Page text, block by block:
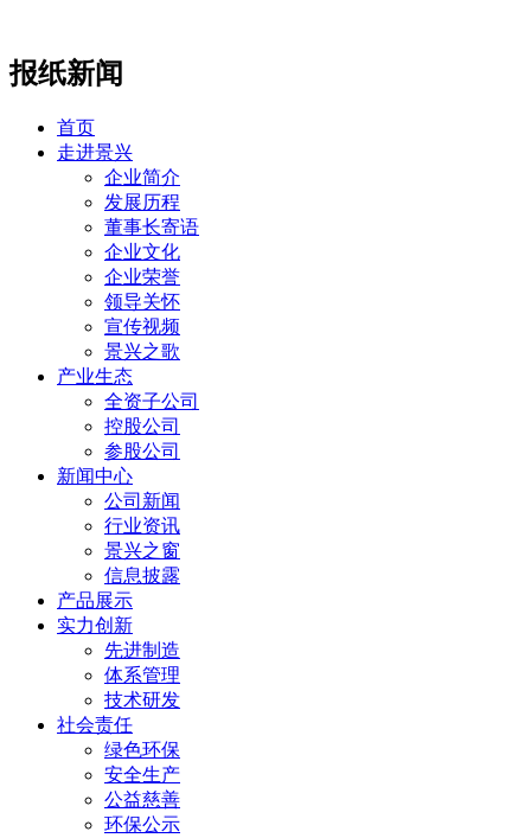
报纸新闻
首页
走进景兴
企业简介
发展历程
董事长寄语
企业文化
企业荣誉
领导关怀
宣传视频
景兴之歌
产业生态
全资子公司
控股公司
参股公司
新闻中心
公司新闻
行业资讯
景兴之窗
信息披露
产品展示
实力创新
先进制造
体系管理
技术研发
社会责任
绿色环保
安全生产
公益慈善
环保公示